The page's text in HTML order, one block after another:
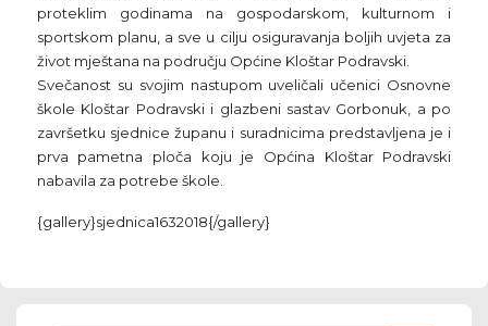
proteklim godinama na gospodarskom, kulturnom i
sportskom planu, a sve u cilju osiguravanja boljih uvjeta za
život mještana na području Općine Kloštar Podravski.
Svečanost su svojim nastupom uveličali učenici Osnovne
škole Kloštar Podravski i glazbeni sastav Gorbonuk, a po
završetku sjednice županu i suradnicima predstavljena je i
prva pametna ploča koju je Općina Kloštar Podravski
nabavila za potrebe škole.
{gallery}sjednica1632018{/gallery}